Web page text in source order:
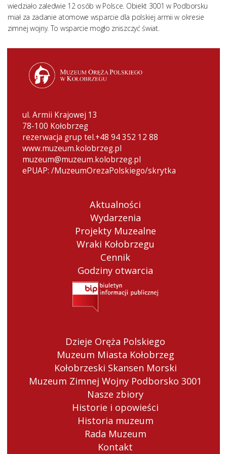
wiedziało zaledwie 12 osób w Polsce. Obiekt 3001 w Podborsku
miał za zadanie atomowe wsparcie dla polskiej armii w okresie
zimnej wojny. To wsparcie mogło zniszczyć świat.
ul. Armii Krajowej 13
78-100 Kołobrzeg
rezerwacja grup tel.+48 94 352 12 88
www.muzeum.kolobrzeg.pl
muzeum@muzeum.kolobrzeg.pl
ePUAP: /MuzeumOrezaPolskiego/skrytka
Aktualności
Wydarzenia
Projekty Muzealne
Wraki Kołobrzegu
Cennik
Godziny otwarcia
Dzieje Oręża Polskiego
Muzeum Miasta Kołobrzeg
Kołobrzeski Skansen Morski
Muzeum Zimnej Wojny Podborsko 3001
Nasze zbiory
Historie i opowieści
Historia muzeum
Rada Muzeum
Kontakt